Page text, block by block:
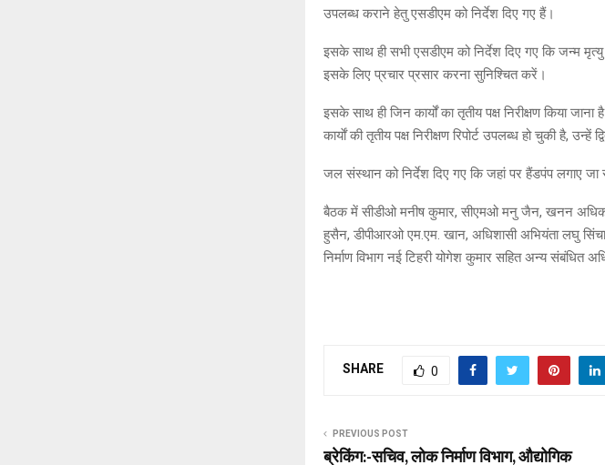
उपलब्ध कराने हेतु एसडीएम को निर्देश दिए गए हैं।
इसके साथ ही सभी एसडीएम को निर्देश दिए गए कि जन्म
इसके लिए प्रचार प्रसार करना सुनिश्चित करें।
इसके साथ ही जिन कार्यों का तृतीय पक्ष निरीक्षण किया
कार्याें की तृतीय पक्ष निरीक्षण रिपोर्ट उपलब्ध हो चुकी है,
जल संस्थान को निर्देश दिए गए कि जहां पर हैंडपंप लगाए जा
बैठक में सीडीओ मनीष कुमार, सीएमओ मनु जैन, खनन
हुसैन, डीपीआरओ एम.एम. खान, अधिशासी अभियंता लघु
निर्माण विभाग नई टिहरी योगेश कुमार सहित अन्य संबंधित
SHARE 0
PREVIOUS POST
ब्रेकिंग:-सचिव, लोक निर्माण विभाग, औद्योगिक